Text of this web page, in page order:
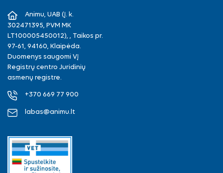
Animu, UAB (Į. k.
302471395, PVM MK
LT100005450012), , Taikos pr.
97-61, 94160, Klaipėda.
Duomenys saugomi VĮ
Registrų centro Juridinių
asmenų registre.
+370 669 77 900
labas@animu.lt